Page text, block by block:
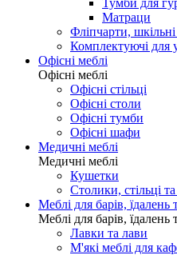
Тумби для
Матраци
Фліпчарти,
Комплектуючі для
Офісні меблі
Офісні меблі
Офісні стільці
Офісні столи
Офісні тумби
Офісні шафи
Медичні меблі
Медичні меблі
Кушетки
Столики, стільці
Меблі для барів, їдалень
Меблі для барів, їдалень
Лавки та лави
М'які меблі для